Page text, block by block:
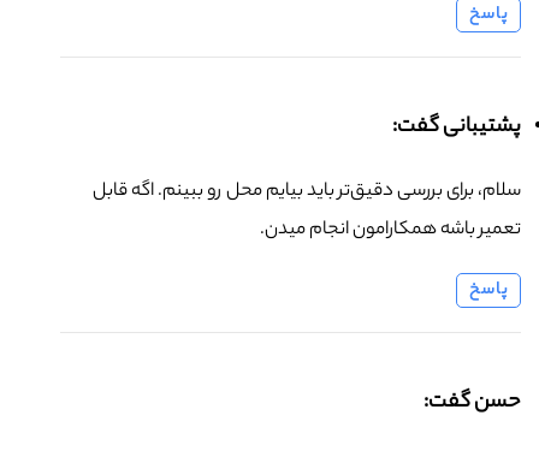
پاسخ
پشتیبانی گفت:
سلام، برای بررسی دقیق‌تر باید بیایم محل رو ببینم. اگه قابل
تعمیر باشه همکارامون انجام میدن.
پاسخ
حسن گفت: